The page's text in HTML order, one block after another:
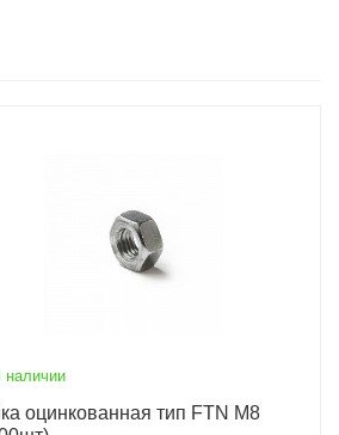
наличии
оцинкованная тип FTN M8